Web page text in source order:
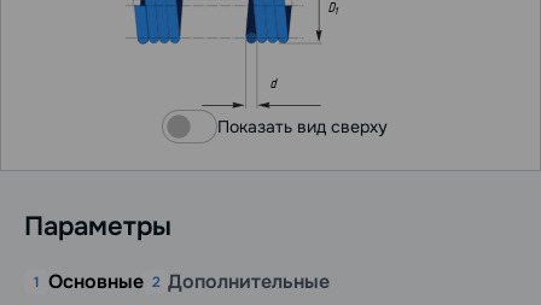
D1
d
Показать вид сверху
Параметры
1 Основные 2 Дополнительные